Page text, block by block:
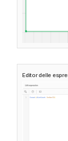
Editor delle